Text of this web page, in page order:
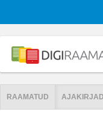
RAAMATUD AJAKIRJAD